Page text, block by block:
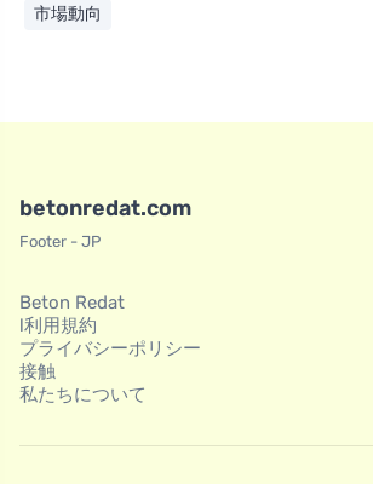
市場動向
betonredat.com
Footer - JP
Beton Redat
l利用規約
プライバシーポリシー
接触
私たちについて